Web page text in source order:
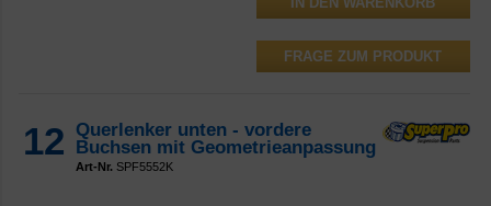
FRAGE ZUM PRODUKT
12
Querlenker unten - vordere
Buchsen mit Geometrieanpassung
Art-Nr. SPF5552K